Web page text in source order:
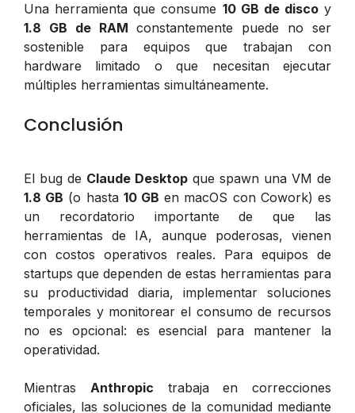
Una herramienta que consume 10 GB de discoy
1.8 GB de RAM constantemente puede no ser
sostenible para equipos que trabajan con
hardware limitado o que necesitan ejecutar
múltiples herramientas simultáneamente.
Conclusión
El bug de Claude Desktop que spawn una VM de
1.8 GB (o hasta 10 GB en macOS con Cowork) es
un recordatorio importante de que las
herramientas de IA, aunque poderosas, vienen
con costos operativos reales. Para equipos de
startups que dependen de estas herramientas para
su productividad diaria, implementar soluciones
temporales y monitorear el consumo de recursos
no es opcional: es esencial para mantener la
operatividad.
Mientras Anthropic trabaja en correcciones
oficiales, las soluciones de la comunidad mediante